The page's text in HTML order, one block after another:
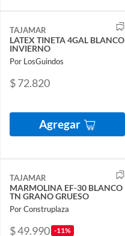
TAJAMAR
LATEX TINETA 4GAL BLANCO
INVIERNO
Por LosGuindos
$ 72.820
Agregar
TAJAMAR
MARMOLINA EF-30 BLANCO
TN GRANO GRUESO
Por Construplaza
$ 49.990 -11%